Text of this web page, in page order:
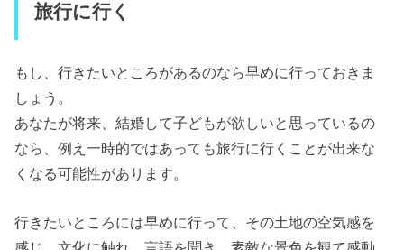
旅行に行く
もし、行きたいところがあるのなら早めに行っておきま
しょう。
あなたが将来、結婚して子どもが欲しいと思っているの
なら、例え一時的ではあっても旅行に行くことが出来な
くなる可能性があります。
行きたいところには早めに行って、その土地の空気感を